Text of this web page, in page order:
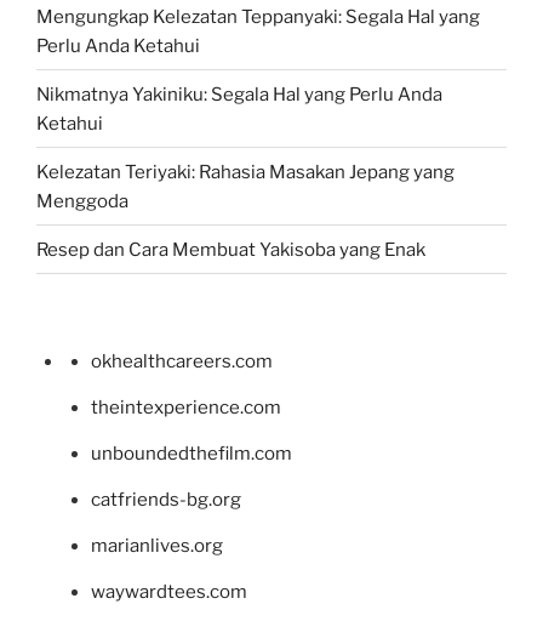
Mengungkap Kelezatan Teppanyaki: Segala Hal yang
Perlu Anda Ketahui
Nikmatnya Yakiniku: Segala Hal yang Perlu Anda
Ketahui
Kelezatan Teriyaki: Rahasia Masakan Jepang yang
Menggoda
Resep dan Cara Membuat Yakisoba yang Enak
okhealthcareers.com
theintexperience.com
unboundedthefilm.com
catfriends-bg.org
marianlives.org
waywardtees.com